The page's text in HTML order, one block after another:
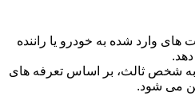
وارد شده به خودرو یا راننده
شخص ثالث، بر اساس تعرفه های
می شود.